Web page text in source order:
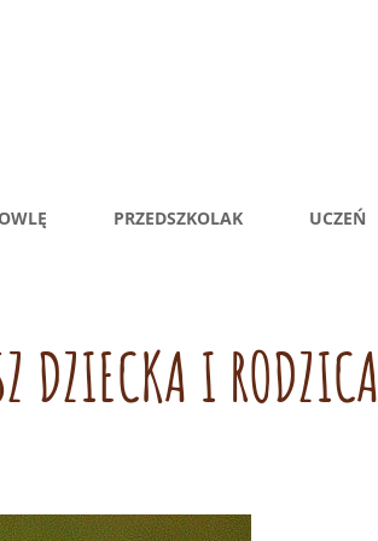
PRZEDSZKOLAK UCZEŃ
DZIECKA I RODZICA